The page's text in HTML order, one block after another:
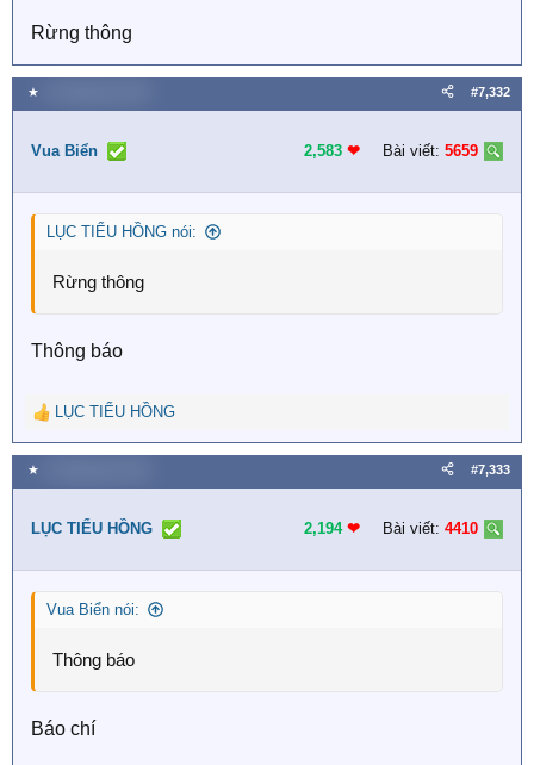
Rừng thông
★ #7,332
Vua Biển 2,583 ❤︎ Bài viết: 5659
LỤC TIỂU HỒNG nói:
Rừng thông
Thông báo
R
e
a
c
i
n
s
LỤC TIỂU HỒNG
★ #7,333
LỤC TIỂU HỒNG 2,194 ❤︎ Bài viết: 4410
Vua Biển nói:
Thông báo
Báo chí